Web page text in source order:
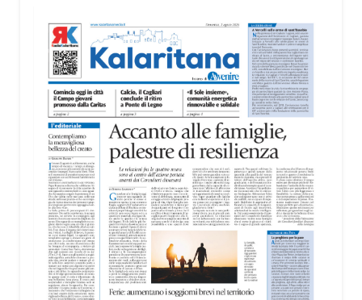
con disabilità nelle attività dell’OAMI al supporto nei
centri di accoglienza per migranti, dove
contribuiscono anche alla cura degli spazi comuni.
«Prendersi cura degli ambienti significa favorire
accoglienza e dignità», racconta Alessandro
Adimari.
Tra i partecipanti anche i seminaristi, impegnati
accanto agli anziani della casa di riposo Cristo Re.
«Un’esperienza di crescita umana e spirituale che
rafforza la vocazione al servizio», sottolinea
Cristiano Pani.
Il programma dedica spazio anche ai temi della
pace e della cooperazione nel Mediterraneo. Oggi